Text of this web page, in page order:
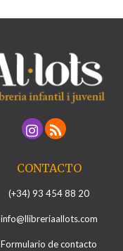
CONTACTO
(+34) 93 454 88 20
info@llibreriaallots.com
Formulario de contacto